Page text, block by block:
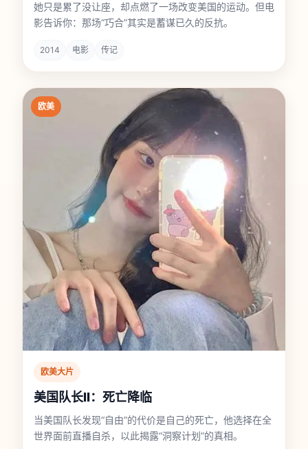
她只是累了没让座，却点燃了一场改变美国的运动。但电
影告诉你：那场“巧合”其实是蓄谋已久的反抗。
2014 电影 传记
欧美
欧美大片
美国队长II：死亡降临
当美国队长发现“自由”的代价是自己的死亡，他选择在全
世界面前直播自杀，以此揭露“洞察计划”的真相。